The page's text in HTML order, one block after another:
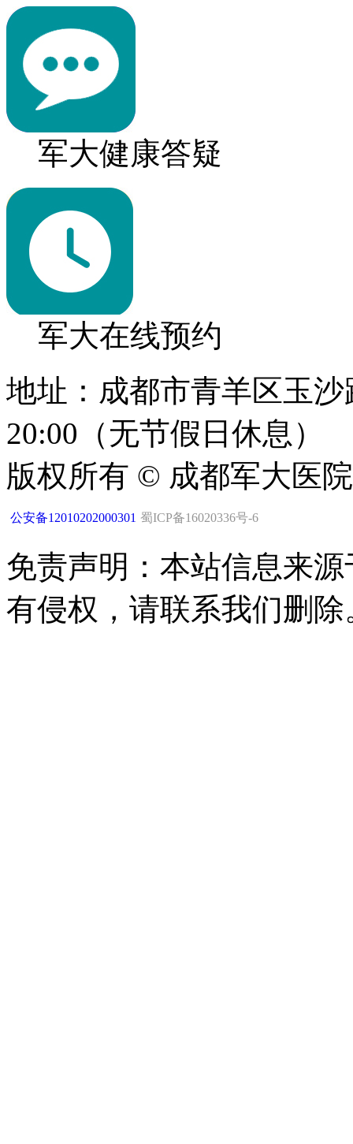
军大健康答疑
军大在线预约
地址：成都市青羊区玉
20:00（无节假日休息）
版权所有 © 成都军大医
公安备12010202000301 蜀ICP备16020336号-6
免责声明：本站信息来
有侵权，请联系我们删除